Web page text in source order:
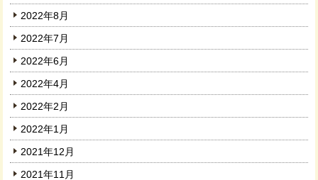
2022年8月
2022年7月
2022年6月
2022年4月
2022年2月
2022年1月
2021年12月
2021年11月